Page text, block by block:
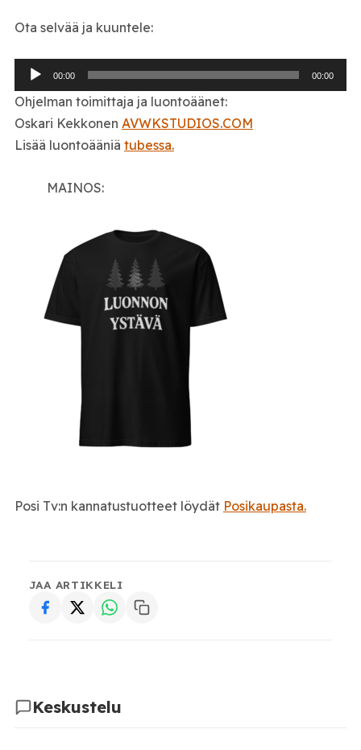
Ota selvää ja kuuntele:
Äänitoistin
00:00 00:00
Ohjelman toimittaja ja luontoäänet:
Oskari Kekkonen AVWKSTUDIOS.COM
Lisää luontoääniä tubessa.
MAINOS:
Posi Tv:n kannatustuotteet löydät Posikaupasta.
JAA ARTIKKELI
Keskustelu